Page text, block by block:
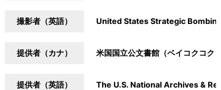
撮影者（英語） United States Strategic
提供者（カナ） 米国国立公文書館（ベイコクコク
提供者（英語） The U.S. National Archives &